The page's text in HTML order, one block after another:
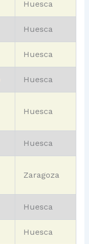
Huesca
Huesca
Huesca
Huesca
Huesca
Huesca
Zaragoza
Huesca
Huesca